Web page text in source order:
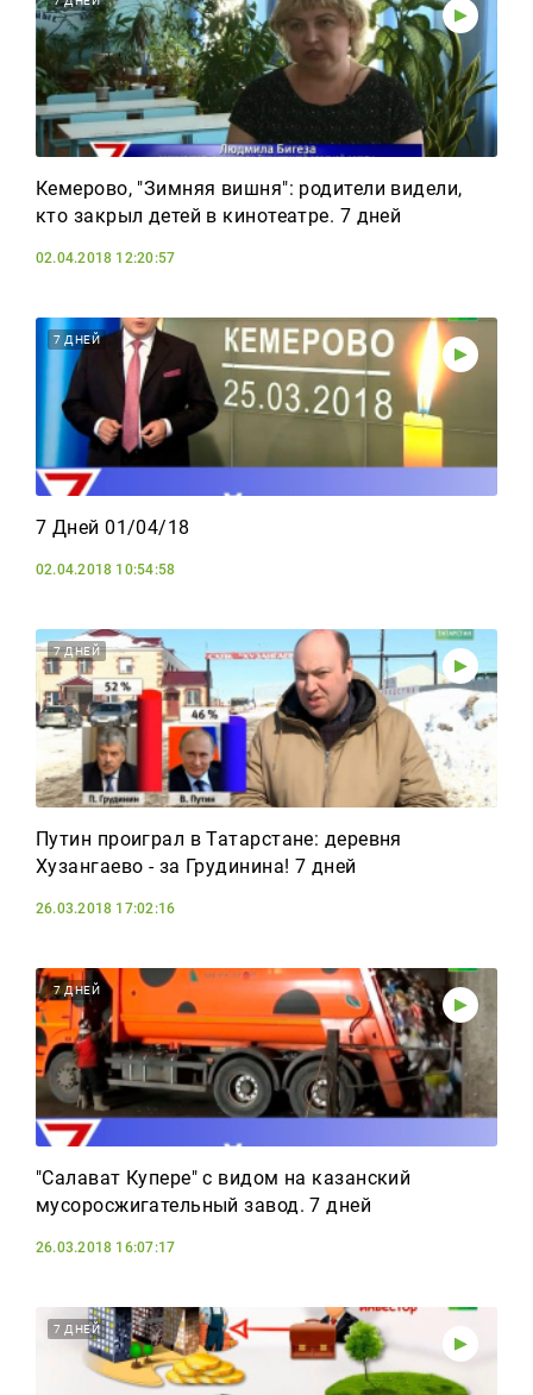
Кемерово, "Зимняя вишня": родители видели,
кто закрыл детей в кинотеатре. 7 дней
02.04.2018 12:20:57
7 ДНЕЙ
7 Дней 01/04/18
02.04.2018 10:54:58
7 ДНЕЙ
Путин проиграл в Татарстане: деревня
Хузангаево - за Грудинина! 7 дней
26.03.2018 17:02:16
7 ДНЕЙ
"Салават Купере" с видом на казанский
мусоросжигательный завод. 7 дней
26.03.2018 16:07:17
7 ДНЕЙ